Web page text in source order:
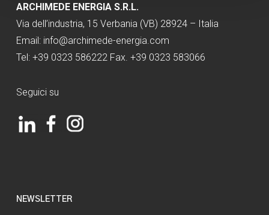
ARCHIMEDE ENERGIA S.R.L.
Via dell’industria, 15 Verbania (VB) 28924 – Italia
Email: info@archimede-energia.com
Tel: +39 0323 586222 Fax. +39 0323 583066
Seguici su
NEWSLETTER